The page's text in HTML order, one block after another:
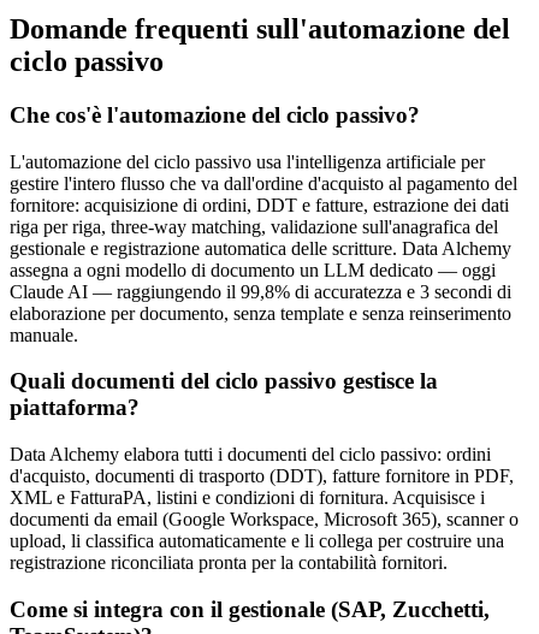
Domande frequenti sull'automazione del
ciclo passivo
Che cos'è l'automazione del ciclo passivo?
L'automazione del ciclo passivo usa l'intelligenza artificiale per
gestire l'intero flusso che va dall'ordine d'acquisto al pagamento del
fornitore: acquisizione di ordini, DDT e fatture, estrazione dei dati
riga per riga, three-way matching, validazione sull'anagrafica del
gestionale e registrazione automatica delle scritture. Data Alchemy
assegna a ogni modello di documento un LLM dedicato — oggi
Claude AI — raggiungendo il 99,8% di accuratezza e 3 secondi di
elaborazione per documento, senza template e senza reinserimento
manuale.
Quali documenti del ciclo passivo gestisce la
piattaforma?
Data Alchemy elabora tutti i documenti del ciclo passivo: ordini
d'acquisto, documenti di trasporto (DDT), fatture fornitore in PDF,
XML e FatturaPA, listini e condizioni di fornitura. Acquisisce i
documenti da email (Google Workspace, Microsoft 365), scanner o
upload, li classifica automaticamente e li collega per costruire una
registrazione riconciliata pronta per la contabilità fornitori.
Come si integra con il gestionale (SAP, Zucchetti,